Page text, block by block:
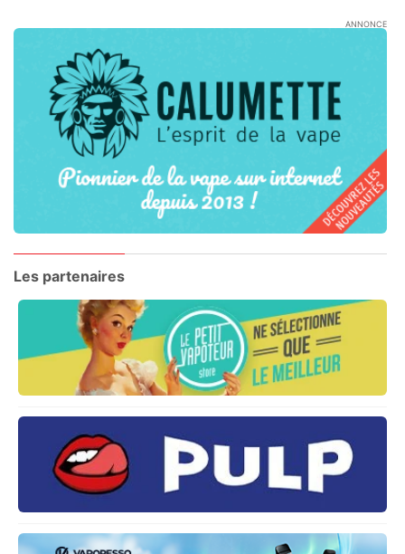
ANNONCE
Les partenaires